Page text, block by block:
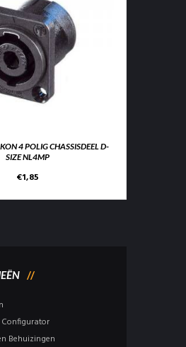
4 POLIG CHASSISDEEL D-
SIZE NL4MP
€1,85
Behuizingen